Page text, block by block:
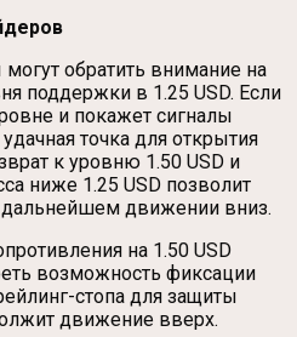
обратить внимание на
поддержки в 1.25 USD. Если
и покажет сигналы
точка для открытия
к уровню 1.50 USD и
ниже 1.25 USD позволит
дальнейшем движении вниз.
на 1.50 USD
возможность фиксации
стопа для защиты
движение вверх.